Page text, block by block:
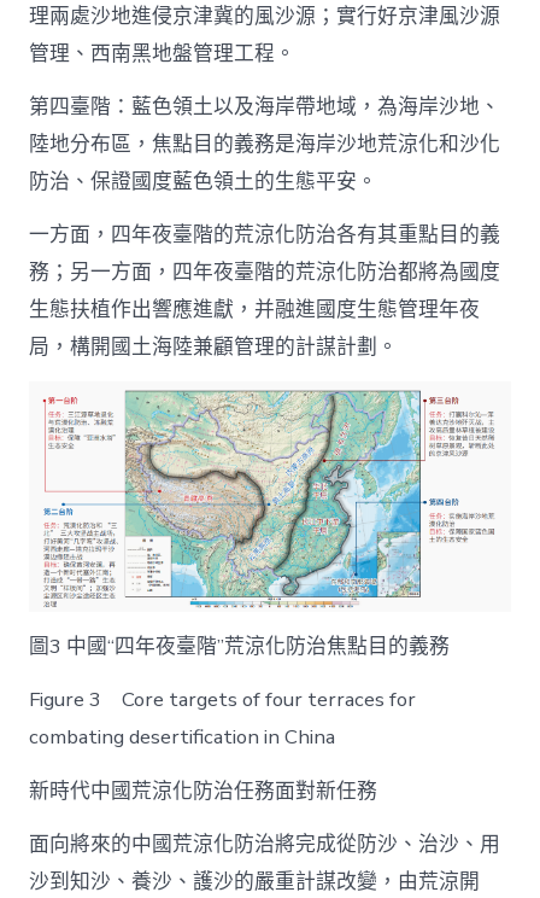
理兩處沙地進侵京津冀的風沙源；實行好京津風沙源
管理、西南黑地盤管理工程。
第四臺階：藍色領土以及海岸帶地域，為海岸沙地、
陸地分布區，焦點目的義務是海岸沙地荒涼化和沙化
防治、保證國度藍色領土的生態平安。
一方面，四年夜臺階的荒涼化防治各有其重點目的義
務；另一方面，四年夜臺階的荒涼化防治都將為國度
生態扶植作出響應進獻，并融進國度生態管理年夜
局，構開國土海陸兼顧管理的計謀計劃。
圖3 中國“四年夜臺階”荒涼化防治焦點目的義務
Figure 3 Core targets of four terraces for
combating desertification in China
新時代中國荒涼化防治任務面對新任務
面向將來的中國荒涼化防治將完成從防沙、治沙、用
沙到知沙、養沙、護沙的嚴重計謀改變，由荒涼開